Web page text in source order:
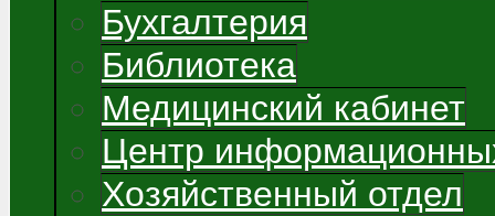
Бухгалтерия
Библиотека
Медицинский кабинет
Центр
Хозяйственный отдел